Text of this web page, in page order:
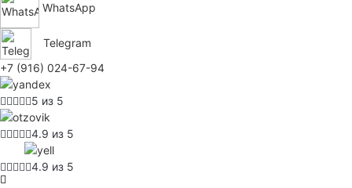
WhatsApp
Telegram
+7 (916) 024-67-94
5 из 5
4.9 из 5
4.9 из 5